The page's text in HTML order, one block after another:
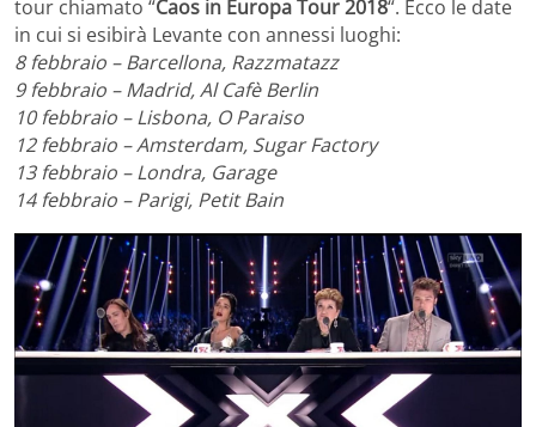
tour chiamato “Caos in Europa Tour 2018“. Ecco le date
in cui si esibirà Levante con annessi luoghi:
8 febbraio – Barcellona, Razzmatazz
9 febbraio – Madrid, Al Cafè Berlin
10 febbraio – Lisbona, O Paraiso
12 febbraio – Amsterdam, Sugar Factory
13 febbraio – Londra, Garage
14 febbraio – Parigi, Petit Bain